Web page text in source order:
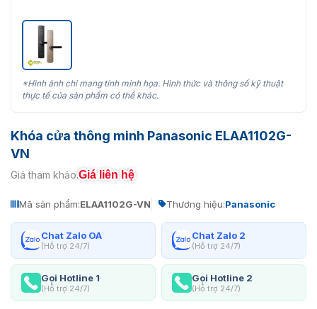
*Hình ảnh chỉ mang tính minh họa. Hình thức và thông số kỹ thuật
thực tế của sản phẩm có thể khác.
Khóa cửa thông minh Panasonic ELAA1102G-
VN
Giá tham khảo:Giá liên hệ
Mã sản phẩm:ELAA1102G-VN Thương hiệu:Panasonic
Chat Zalo OA
(Hỗ trợ 24/7)
Chat Zalo 2
(Hỗ trợ 24/7)
Gọi Hotline 1
(Hỗ trợ 24/7)
Gọi Hotline 2
(Hỗ trợ 24/7)